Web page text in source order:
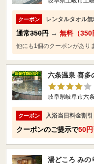
クーポン レンタルタオル
通常350円 → 無料（350
他にも1個のクーポンがあり
六条温泉 喜多
岐阜県岐阜市六
クーポン 入浴当日料金割引
クーポンのご提示で50円
湯どころ みの